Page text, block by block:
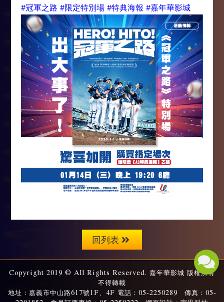
#冠軍之路 #限定特別場 #特典海報 #嘉年華影城
回列表
Copyright 2019 © All Rights Reserved. 嘉年華影城 版權所有
不得轉載
地址：嘉義市中山路617號1F、4F 電話：05-2250289 傳真：05-